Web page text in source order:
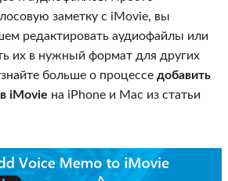
заметку с iMovie, вы
редактировать аудиофайлы или
их в нужный формат для других
больше о процессе добавить
iMovie на iPhone и Mac из статьи